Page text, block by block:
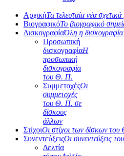
ΑρχικήΤα τελευταία νέα
ΒιογραφικόΤο βιογραφικό
ΔισκογραφίαΌλη η
Προσωπική
δισκογραφίαΗ
προσωπική
δισκογραφία
του Θ. Π.
ΣυμμετοχέςΟι
συμμετοχές
του Θ. Π. σε
δίσκους
άλλων
ΣτίχοιΟι στίχοι των δίσκων
ΣυνεντεύξειςΟι συνεντεύξεις
Δελτία